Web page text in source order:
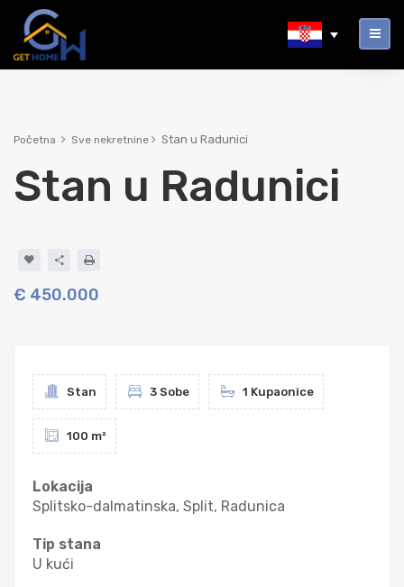
Početna Sve nekretnine Stan u Radunici
Stan u Radunici
€ 450.000
Stan 3 Sobe 1 Kupaonice
100 m²
Lokacija
Splitsko-dalmatinska, Split, Radunica
Tip stana
U kući